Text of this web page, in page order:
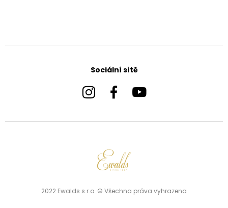
Sociální sítě
2022 Ewalds s.r.o. © Všechna práva vyhrazena